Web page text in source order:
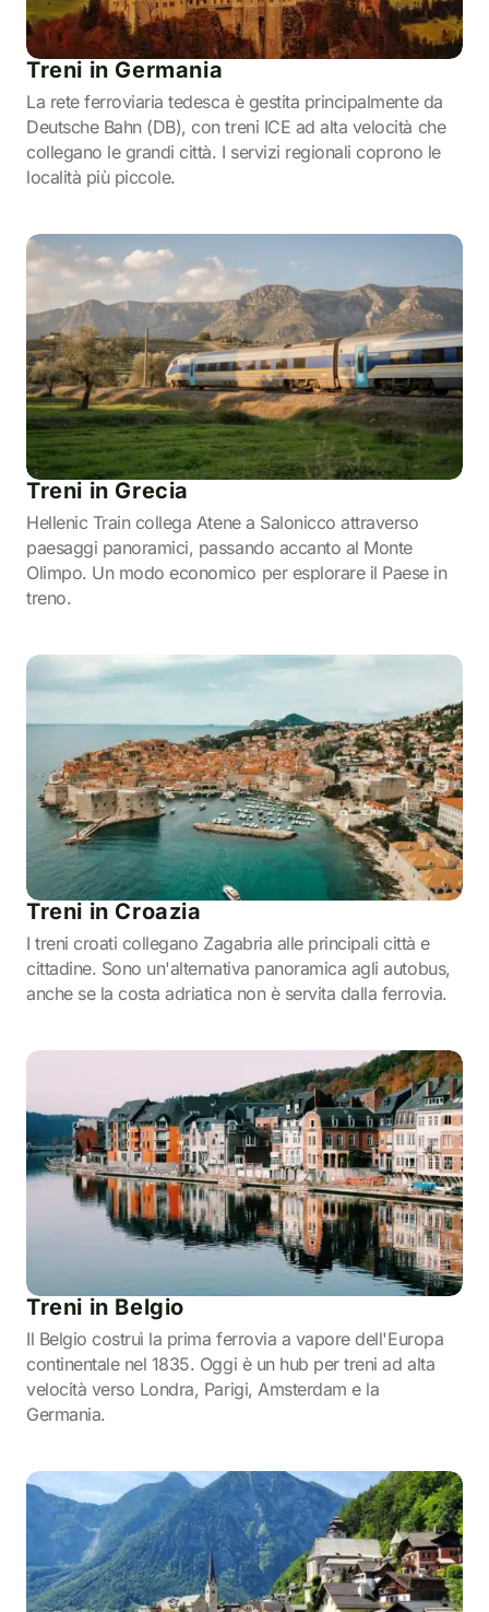
Treni in Germania
La rete ferroviaria tedesca è gestita principalmente da
Deutsche Bahn (DB), con treni ICE ad alta velocità che
collegano le grandi città. I servizi regionali coprono le
località più piccole.
Treni in Grecia
Hellenic Train collega Atene a Salonicco attraverso
paesaggi panoramici, passando accanto al Monte
Olimpo. Un modo economico per esplorare il Paese in
treno.
Treni in Croazia
I treni croati collegano Zagabria alle principali città e
cittadine. Sono un'alternativa panoramica agli autobus,
anche se la costa adriatica non è servita dalla ferrovia.
Treni in Belgio
Il Belgio costruì la prima ferrovia a vapore dell'Europa
continentale nel 1835. Oggi è un hub per treni ad alta
velocità verso Londra, Parigi, Amsterdam e la
Germania.